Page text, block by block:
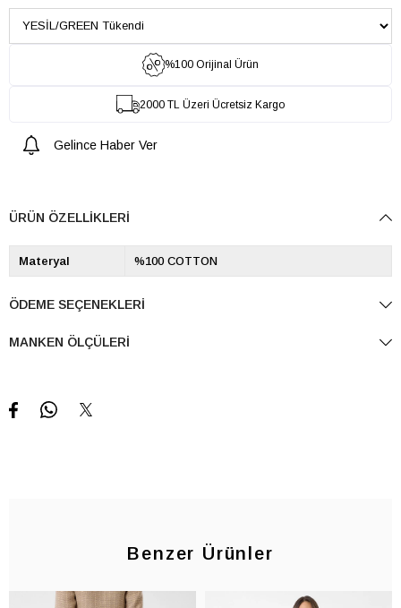
%100 Orijinal Ürün
2000 TL Üzeri Ücretsiz Kargo
Gelince Haber Ver
ÜRÜN ÖZELLIKLERI
Materyal %100 COTTON
ÖDEME SEÇENEKLERI
MANKEN ÖLÇÜLERI
Benzer Ürünler